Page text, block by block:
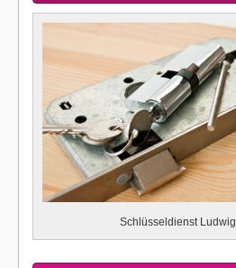
Schlüsseldienst Ludwig